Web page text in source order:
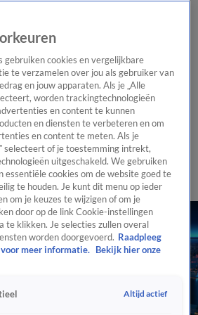
Regionieuws Het beste van Hart
Tip de
WeerTip de redactiePanelVideo's
gebruiken cookies en vergelijkbare
te verzamelen over jou als gebruiker van
en jouw apparaten. Als je „Alle
worden trackingtechnologieën
en content te kunnen
en diensten te verbeteren en om
en content te meten. Als je
selecteert of je toestemming intrekt,
uitgeschakeld. We gebruiken
essentiële cookies om de website goed te
te houden. Je kunt dit menu op ieder
om je keuzes te wijzigen of om je
door op de link Cookie-instellingen
te klikken. Je selecties zullen overal
worden doorgevoerd. Raadpleeg
meer informatie.
Bekijk hier onze
Altijd actief